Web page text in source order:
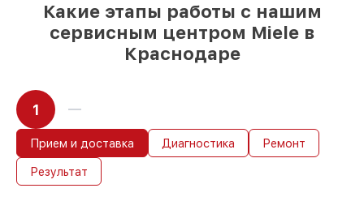
Какие этапы работы с нашим
сервисным центром Miele в
Краснодаре
1
Прием и доставка Диагностика Ремонт
Результат